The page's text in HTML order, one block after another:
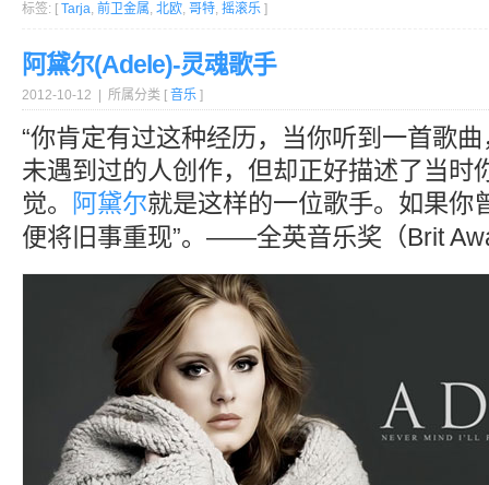
标签: [ Tarja, 前卫金属, 北欧, 哥特, 摇滚乐 ]
阿黛尔(Adele)-灵魂歌手
2012-10-12 | 所属分类 [ 音乐 ]
“你肯定有过这种经历，当你听到一首歌
未遇到过的人创作，但却正好描述了当时
觉。
阿黛尔就是这样的一位歌手。如果你
便将旧事重现”。——全英音乐奖（Brit